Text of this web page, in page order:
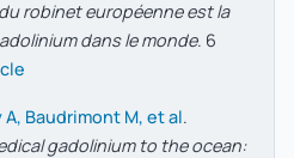
du robinet européenne est la
dans le monde. 6
Baudrimont M, et al.
gadolinium to the ocean: